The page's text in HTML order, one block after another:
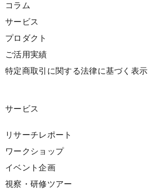
コラム
サービス
プロダクト
ご活用実績
特定商取引に関する法律に基づく表示
サービス
リサーチレポート
ワークショップ
イベント企画
視察・研修ツアー